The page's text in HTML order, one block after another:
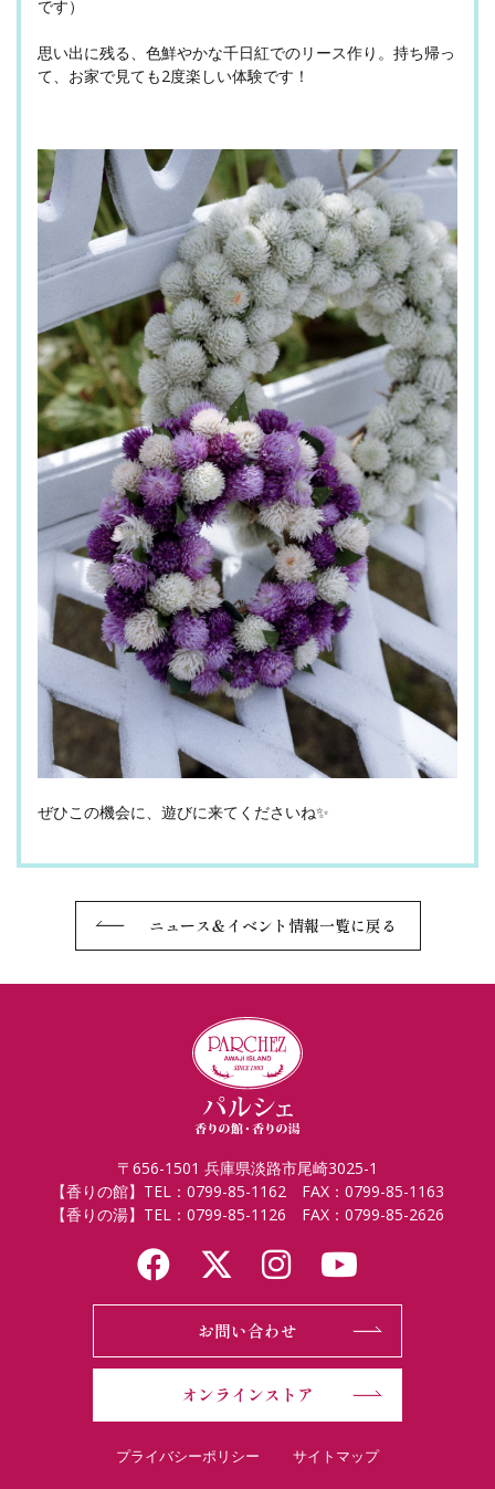
です）
思い出に残る、色鮮やかな千日紅でのリース作り。持ち帰っ
て、お家で見ても2度楽しい体験です！
ぜひこの機会に、遊びに来てくださいね✨
ニュース＆イベント情報一覧に戻る
〒656-1501 兵庫県淡路市尾崎3025-1
【香りの館】TEL：0799-85-1162 FAX：0799-85-1163
【香りの湯】TEL：0799-85-1126 FAX：0799-85-2626
お問い合わせ
オンラインストア
プライバシーポリシー サイトマップ